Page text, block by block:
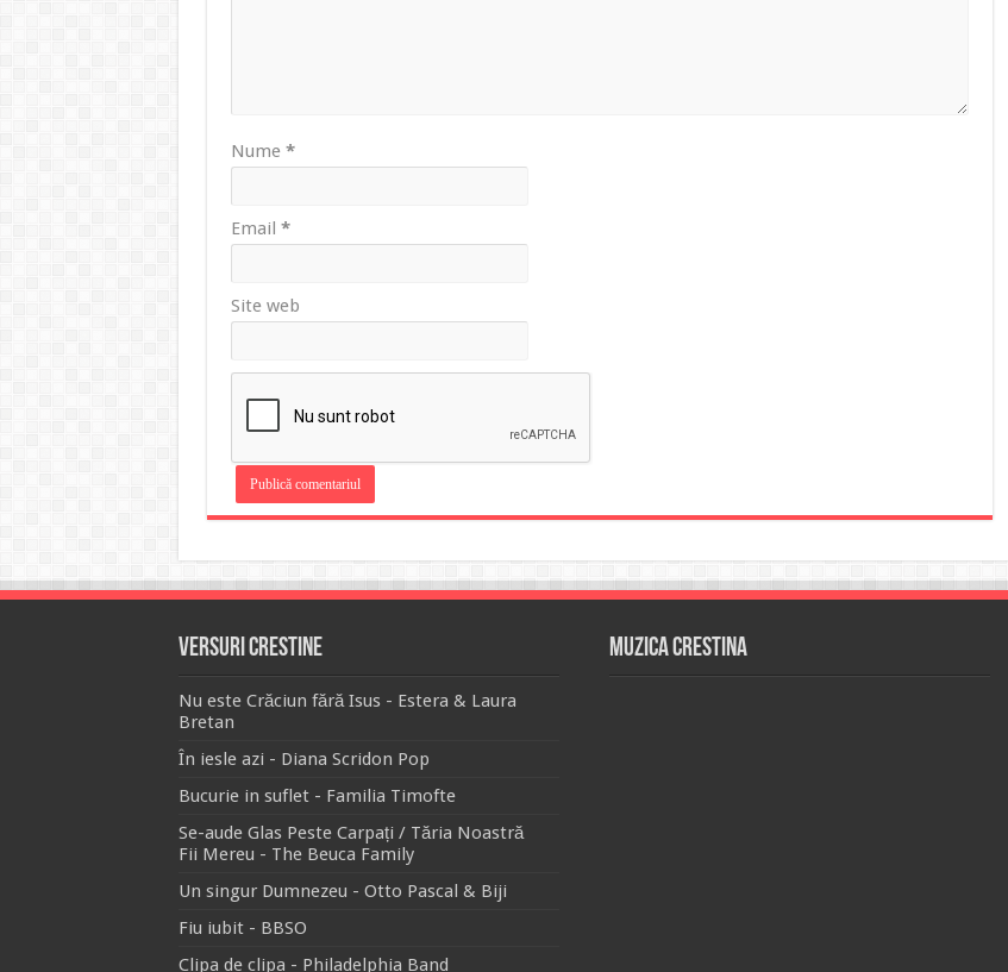
Nume *
Email *
Site web
Versuri Crestine
Nu este Crăciun fără Isus - Estera & Laura
Bretan
În iesle azi - Diana Scridon Pop
Bucurie in suflet - Familia Timofte
Se-aude Glas Peste Carpați / Tăria Noastră
Fii Mereu - The Beuca Family
Un singur Dumnezeu - Otto Pascal & Biji
Fiu iubit - BBSO
Clipa de clipa - Philadelphia Band
Muzica Crestina